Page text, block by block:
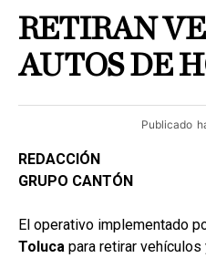
RETIRAN
AUTOS DE
Publicado
REDACCIÓN
GRUPO CANTÓN
El operativo implementado
Toluca para retirar